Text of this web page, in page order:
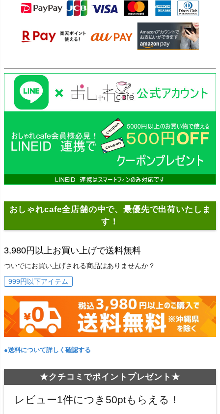
おしゃれcafe全店舗の中で、最優先で出荷いたしま
す！
3,980円以上お買い上げで送料無料
ついでにお買い上げされる商品はありませんか？
999円以下アイテム
●送料について詳しく確認する
★クチコミでポイントプレゼント★
レビュー1件につき50ptもらえる！